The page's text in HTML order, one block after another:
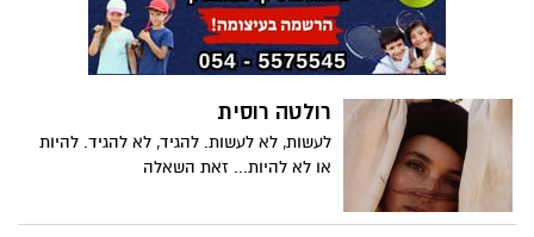
רולטה רוסית
לעשות, לא לעשות. להגיד, לא להגיד. להיות
או לא להיות... זאת השאלה